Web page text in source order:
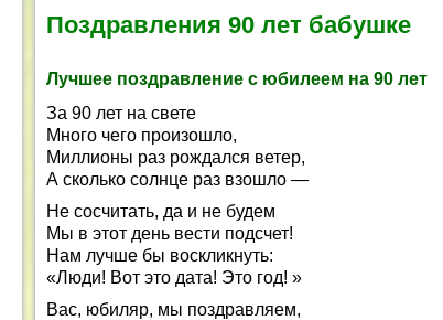
Поздравления 90 лет бабушке
Лучшее поздравление с юбилеем на 90 лет
За 90 лет на свете
Много чего произошло,
Миллионы раз рождался ветер,
А сколько солнце раз взошло —
Не сосчитать, да и не будем
Мы в этот день вести подсчет!
Нам лучше бы воскликнуть:
«Люди! Вот это дата! Это год! »
Вас, юбиляр, мы поздравляем,